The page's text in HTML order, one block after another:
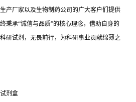
产厂家以及生物制药公司的广大客户们提供
秉承“诚信与品质”的核心理念，借助自身的
研试剂，无畏前行，为科研事业贡献绵薄之
剂盒